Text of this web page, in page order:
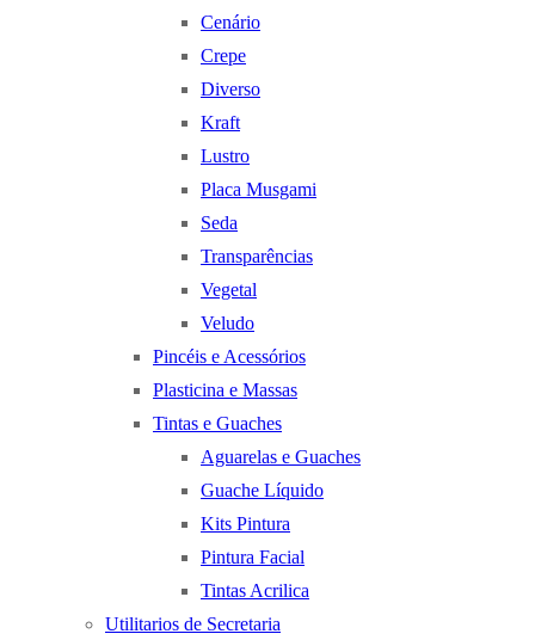
Cenário
Crepe
Diverso
Kraft
Lustro
Placa Musgami
Seda
Transparências
Vegetal
Veludo
Pincéis e Acessórios
Plasticina e Massas
Tintas e Guaches
Aguarelas e Guaches
Guache Líquido
Kits Pintura
Pintura Facial
Tintas Acrilica
Utilitarios de Secretaria